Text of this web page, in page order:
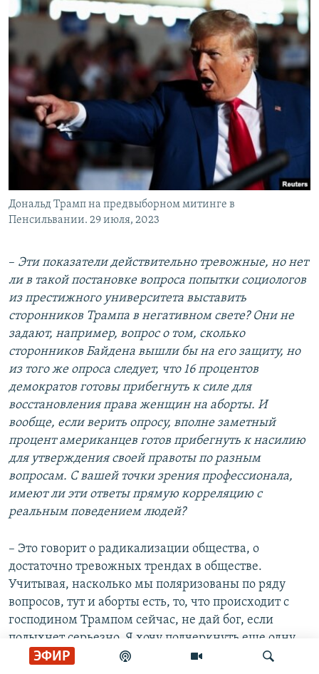
ЭФИР
Дональд Трамп на предвыборном митинге в
Пенсильвании. 29 июля, 2023
– Эти показатели действительно тревожные, но нет
ли в такой постановке вопроса попытки социологов
из престижного университета выставить
сторонников Трампа в негативном свете? Они не
задают, например, вопрос о том, сколько
сторонников Байдена вышли бы на его защиту, но
из того же опроса следует, что 16 процентов
демократов готовы прибегнуть к силе для
восстановления права женщин на аборты. И
вообще, если верить опросу, вполне заметный
процент американцев готов прибегнуть к насилию
для утверждения своей правоты по разным
вопросам. С вашей точки зрения профессионала,
имеют ли эти ответы прямую корреляцию с
реальным поведением людей?
– Это говорит о радикализации общества, о
достаточно тревожных трендах в обществе.
Учитывая, насколько мы поляризованы по ряду
вопросов, тут и аборты есть, то, что происходит с
господином Трампом сейчас, не дай бог, если
полыхнет серьезно. Я хочу подчеркнуть еще одну
вещь: говорить – не значит жениться. Люди